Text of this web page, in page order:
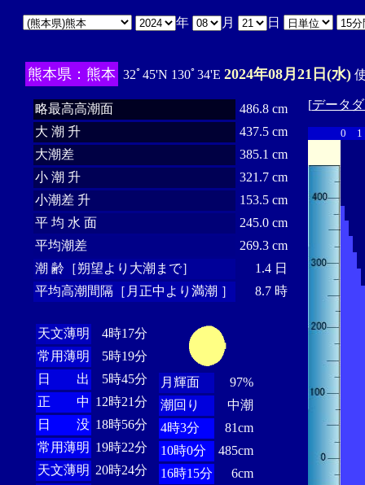
年 月 日
熊本県：熊本 32ﾟ45'N 130ﾟ34'E 2024年08月21日(水)
略最高高潮面
486.8 cm
大 潮 升
437.5 cm
大潮差
385.1 cm
小 潮 升
321.7 cm
小潮差 升
153.5 cm
平 均 水 面
245.0 cm
平均潮差
269.3 cm
潮 齢［朔望より大潮まで］
1.4 日
平均高潮間隔［月正中より満潮 ］
8.7 時
天文薄明
4時17分
常用薄明
5時19分
日 出
5時45分
正 中 12時21分
日 没 18時56分
常用薄明 19時22分
天文薄明 20時24分
月輝面
97%
潮回り
中潮
4時3分
81cm
10時0分
485cm
16時15分
6cm
[データ
0 1